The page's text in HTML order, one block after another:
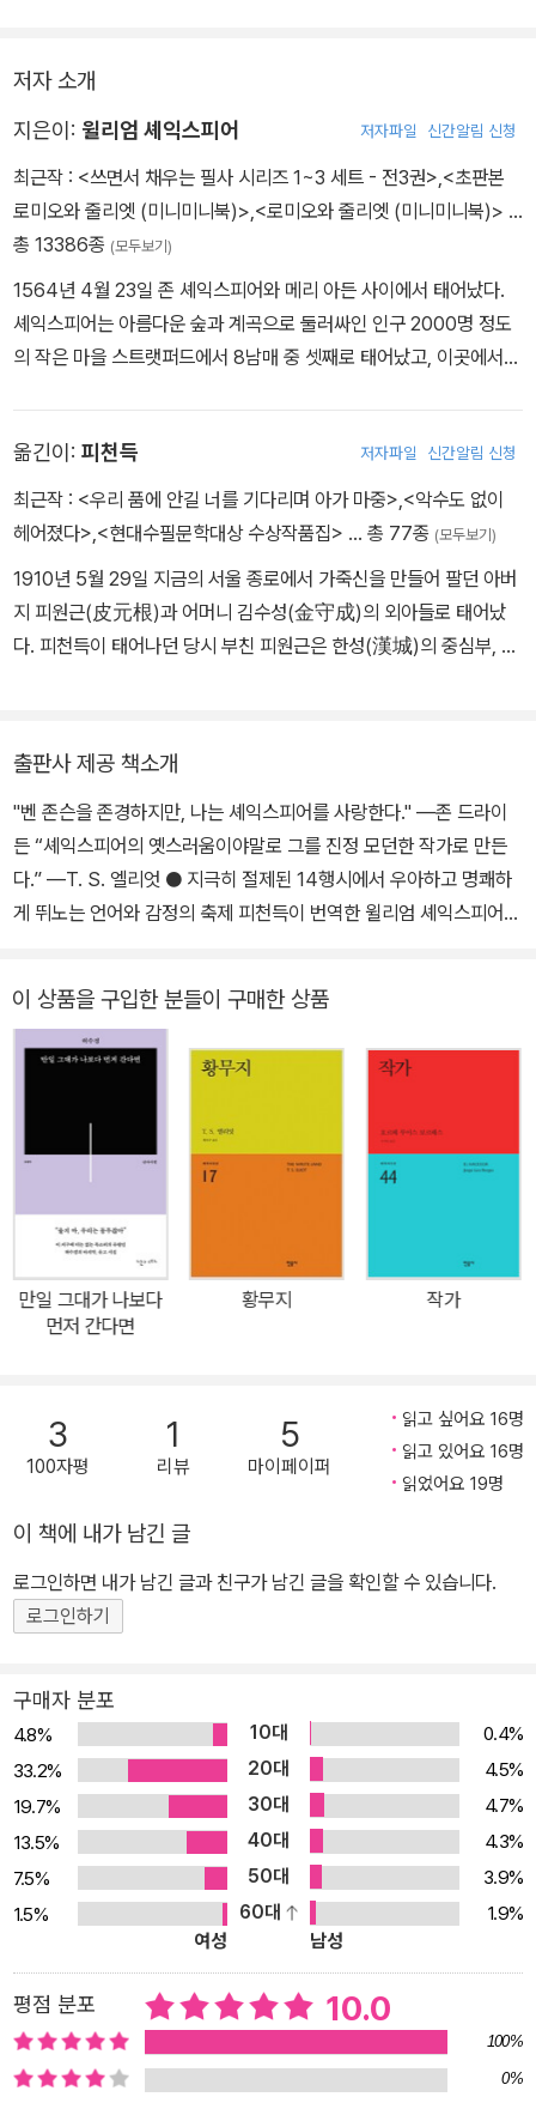
그대는 순결한 한창 시절을 보이도다.
타력을 받지 않았거나, 또는 습격을 물리친 승리자 되어서.
그러나 이렇게 받은 칭찬은 그대의 영예는 되려니와
영원히 커지는 시기심을 묶어 둘 만큼 크지는 못하도다.
만약 악한 시기심이 그대의 외모를 가리지만않는다면,
그대만이 여러 마음들의 영토를 소유케 되리.
저자 소개
지은이: 윌리엄 셰익스피어 저자파일 신간알림 신청
최근작 : <쓰면서 채우는 필사 시리즈 1~3 세트 - 전3권> <초판본
로미오와 줄리엣 (미니미니북)> <로미오와 줄리엣 (미니미니북)> …
총 13386종 (모두보기)
1564년 4월 23일 존 셰익스피어와 메리 아든 사이에서 태어났다.
셰익스피어는 아름다운 숲과 계곡으로 둘러싸인 인구 2000명 정도
의 작은 마을 스트랫퍼드에서 8남매 중 셋째로 태어났고, 이곳에서
리학, 수사학, 문학 등을 배웠는데, 《성경》과 더불어 오비디우스의
《변신》은 셰익스피어에게 상상력의 원천이 된다. 그리스어도 배웠지
만 그리 신통하지는 않았다. 그 때문에 동시대 극작가 벤 존슨은 “라
어를 조롱하기도 했다. 그러나 셰익스피어의 타고난 언어 구사 능력,
무대 예술에 대한 천부적인 감각, 다양한 경험, 인간에 대한 심오한 이
해는 그를 위대한 극작가로 만들기에 부족함이 없었다. 그는 제대로
커스》, 《헨리 6세》, 《리처드 3세》 등이 런던 무대에서 상연되었다.
난도 없지 않았지만, 시간이 지날수록 그의 작품은 인기를 더해 갔다.
1623년 벤 존슨은 그리스와 로마의 극작가와 견줄 수 있는 사람은 오
직 셰익스피어뿐이라고 호평하며, 그는 “어느 한 시대 사람이 아니라,
모든 시대의 사람”이라고 칭찬했다. 1668년 존 드라이든은 셰익스피
0년에서 1613년에 이르기까지 10편의 비극(로마극 포함), 18편의
희극, 10편의 역사극, 그리고 시집 《소네트》를 집필했다. 38편의 희
곡 작품들은 상연 연대에 따라 대개 4기로 분류된다.
옮긴이: 피천득 저자파일 신간알림 신청
최근작 : <우리 품에 안길 너를 기다리며 아가 마중> <악수도 없이
헤어졌다> <현대수필문학대상 수상작품집> … 총 77종 (모두보기)
1910년 5월 29일 지금의 서울 종로에서 가죽신을 만들어 팔던 아버
지 피원근(皮元根)과 어머니 김수성(金守成)의 외아들로 태어났
다. 피천득이 태어나던 당시 부친 피원근은 한성(漢城)의 중심부, 즉
촌 집에서 성장했다. 모친을 여윈 1919년, 서울 제일고보 부속국민학
교에 입학해 1923년 4학년을 수료하고, 같은 해 서울제일고보에 입
학해 1926년 졸업했다. ‘거문고를 타고 노는 때 묻지 않은 아이’라는
뜻을 지닌 ‘금아(琴兒)’는 유년기부터 피천득의 집안과 교류가 있었
던 춘원 이광수가 지어준 호이다. 춘원의 권유로 16세 때인 1926년
호를 만나게 된다. 1929년에는 상하이 후장대학 예과에 입학하고 이
듬해인 1930년 ≪신동아≫에 시 ＜서정소곡＞을 처음으로 발표한
뒤 ＜소곡＞(1931), ＜가신 님＞(1932), 그리고 수필 ＜눈보라치는
본격적인 작품 활동을 전개한다. 1931년에는 후장대학 영문과에 진
학해 1937년 졸업한 뒤 귀국해서 미국계 석유회사 스탠다드오일사
에 잠시 근무했다가 경성중앙상업학원 교사로 부임한다. 1945년 경
성제국대학 예과 교수를 거쳐 1946년부터 1975년까지 서울대학교
영문과 교수로 재직하며 영시를 강의했고, 1954년 미 국무부 초청으
로 하버드대학에서 영문학을 공부했다. 2007년 5월 25일 향년 98
년 문집 ≪산호(珊瑚)와 진주(眞珠)≫(일조각), 1976년 수필집 ≪
수필≫(범우사)을 출간했고 같은 해 셰익스피어의 ≪소네트 시집≫
(정음문고)을 번역·간행했다. 1980년에는 그간 발표한 산문과 시를
각)을 출판했고, 1993년에는 시집 ≪생명≫과 ≪삶의 노래≫(동학
사), 1996년에는 수필집 ≪인연≫(샘터), 1997년에는 ＜피천득 문
학 전집＞, 2001년에는 영문판 시 수필집 ≪A Skylark≫(샘터)을 간
스런 서울대인상(1999)을 수상한 바 있다. 부인 임진호(林珍鎬) 여
사 사이에서 2남(세영, 수영) 1녀(서영)를 두었으며, 장남 세영은 연
극배우 및 성우, 라디오 DJ로 활동하다가 캐나다로 건너가 30여 년
을 살다 부친의 권유로 귀국해 경북 문경에서 수목원을 운영하고 있
고, 차남 수영은 의대 교수로 재직하였으며, 선생의 수필에 자주 등장
하는 막내딸 서영은 도미(渡美)해 현재 보스턴대학의 물리학과 교수
로 재직 중이다.
출판사 제공 책소개
"벤 존슨을 존경하지만, 나는 셰익스피어를 사랑한다." ―존 드라이
든 “셰익스피어의 옛스러움이야말로 그를 진정 모던한 작가로 만든
다.” ―T. S. 엘리엇 ● 지극히 절제된 14행시에서 우아하고 명쾌하
게 뛰노는 언어와 감정의 축제 피천득이 번역한 윌리엄 셰익스피어의
로, 고도의 언어학적인 기지를 구사하고 있을 뿐만 아니라 예술과 시
간의 상호 관계를 절묘하게 엮어 내고 있어 더욱 가치 있는 작품이다.
대한민국 1세대 대표 영문학자인 피천득은 “셰익스피어를 감상할 때
된다.”라며 번역의 소회를 밝혔다. 민음사는 이번 개정판에 소네트 원
문을 수록해 한국어의 혼과 흐름이 살아 있는 피천득의 번역을 더 깊
이 음미할 수 있는 자리를 마련했다. 시인인 셰익스피어의 모습이 낯
선 한편으로 궁금한 독자들이 있다면 『셰익스피어 소네트』가 바로 그
해답이 될 것이다. 『셰익스피어 소네트』의 줄거리는 매우 단순하다.
시인인 화자, 그의 고귀하고 수려한 젊은 친구, 눈과 머리카락이 검은
개의 마음”으로 상쇄한다. 셰익스피어는 인간의 다채로운 감정을 지
극히 절제된 14행시에 녹여 당대의 정형시 기법을 자신의 것으로 소
화해 냈다. 그 절묘한 조화는 어느 귀족의 옷깃처럼 우아하다가도 한
가 언어와 재치로 차려낸 만찬이자 축제의 자리다. 내게 두 애인 있노
라, 하나는 위안이요, 하나는 절망이라, 천사는 수려한 남자요 악마는
살갗이 검은 여자라. 이 마녀는 나를 속히 지옥으로 데려가려고 나의
둘이서 정답게 내 곁을 떠났기에 하나가 다른 것의 지옥에 빠졌으리
때까지. ―소네트 144번에서 ● 피천득의 언어로 거듭난 유머와 아
이러니의 세계 열다섯 살 무렵부터 영국을 비롯한 유럽의 시들을 읽
으며 시인의 꿈을 키웠던 피천득의 눈을 사로잡은 것은 작품 전체를
시극으로 쓴 셰익스피어였다. 그는 “콜리지는 셰익스피어를 가리켜
‘아마도 인간성이 창조한 가장 위대한 천재’라고 예찬했다. 그 말이 틀
렸다면 ‘아마도’라는 말을 붙인 데 있을 것이다.”라고 말하며 셰익스
닌 ‘정서의 번역’을 염두에 두고 한국의 독자들이 소네트를 쉽고 재미
있게 즐길 수 있도록 토착화에 심혈을 기울였다. 번역문이 애매할 때
우리는 흔히 원문으로 돌아가 해답을 얻는다. 하지만 피천득의 경우
이 상품을 구입한 분들이 구매한 상품
만일 그대가 나보다
먼저 간다면
황무지 작가
3
100자평
1
리뷰
5
마이페이퍼
읽고 싶어요 16명
읽고 있어요 16명
읽었어요 19명
이 책에 내가 남긴 글
로그인하면 내가 남긴 글과 친구가 남긴 글을 확인할 수 있습니다.
로그인하기
구매자 분포
4.8% 10대
0.4%
33.2%
20대
4.5%
19.7%
30대
4.7%
13.5%
40대
4.3%
7.5%
50대
3.9%
1.5%
60대
1.9%
여성
남성
평점 분포 10.0
100%
0%